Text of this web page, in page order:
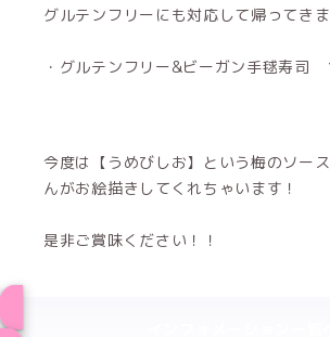
グルテンフリーにも対応して帰ってきま
・グルテンフリー&ビーガン手毬寿
今度は【うめびしお】という梅のソー
んがお絵描きしてくれちゃいます！
是非ご賞味ください！！